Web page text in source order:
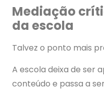
Mediação
da escola
Talvez o ponto mais
A escola deixa de ser
conteúdo e passa a ser